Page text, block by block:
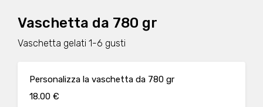
Vaschetta da 780 gr
Vaschetta gelati 1-6 gusti
Personalizza la vaschetta da 780 gr
18.00 €